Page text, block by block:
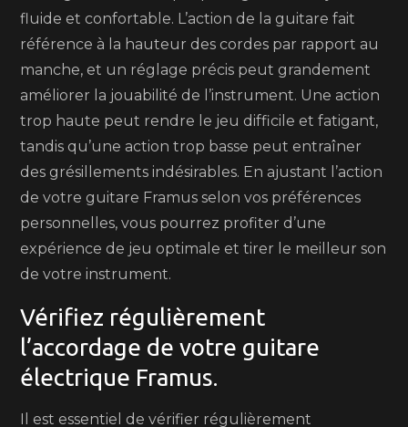
fluide et confortable. L’action de la guitare fait
référence à la hauteur des cordes par rapport au
manche, et un réglage précis peut grandement
améliorer la jouabilité de l’instrument. Une action
trop haute peut rendre le jeu difficile et fatigant,
tandis qu’une action trop basse peut entraîner
des grésillements indésirables. En ajustant l’action
de votre guitare Framus selon vos préférences
personnelles, vous pourrez profiter d’une
expérience de jeu optimale et tirer le meilleur son
de votre instrument.
Vérifiez régulièrement
l’accordage de votre guitare
électrique Framus.
Il est essentiel de vérifier régulièrement